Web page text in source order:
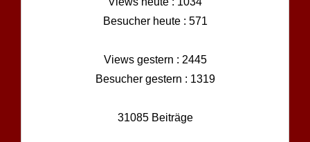
Besucher heute : 571
Views gestern : 2445
Besucher gestern : 1319
31085 Beiträge